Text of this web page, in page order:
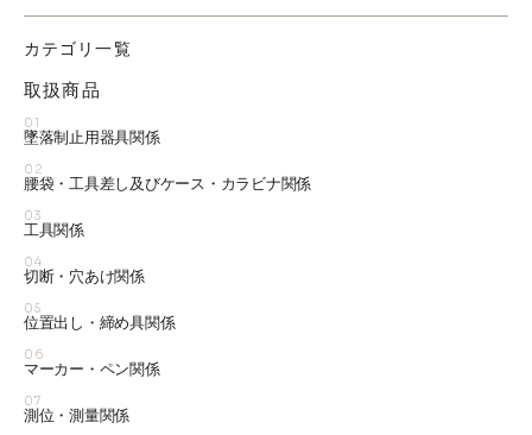
カテゴリ一覧
取扱商品
01
墜落制止用器具関係
02
腰袋・工具差し及びケース・カラビナ関係
03
工具関係
04
切断・穴あけ関係
05
位置出し・締め具関係
06
マーカー・ペン関係
07
測位・測量関係